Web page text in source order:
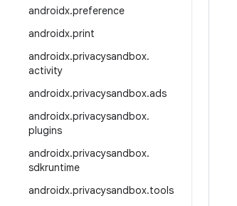
androidx.preference
androidx.print
androidx.privacysandbox.
activity
androidx.privacysandbox.ads
androidx.privacysandbox.
plugins
androidx.privacysandbox.
sdkruntime
androidx.privacysandbox.tools